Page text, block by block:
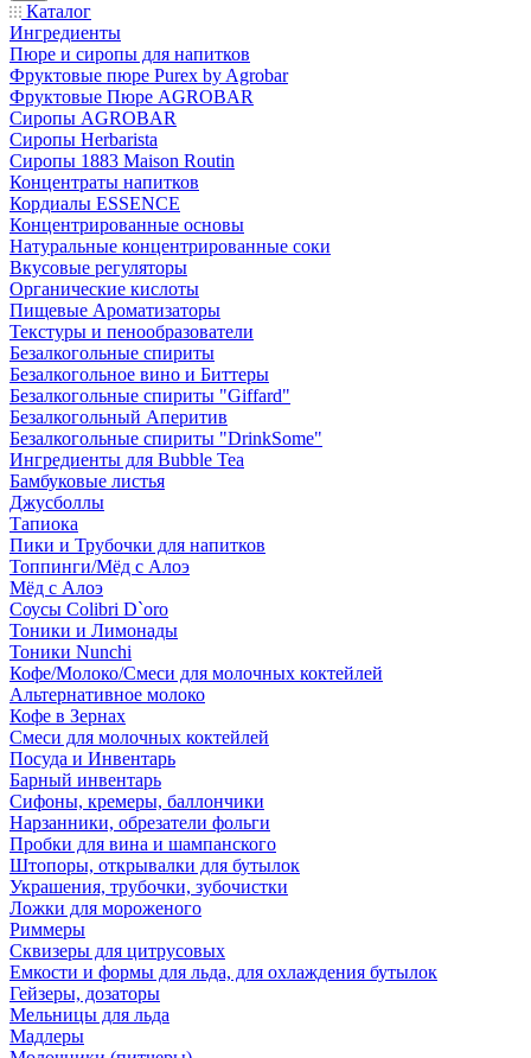
Каталог
Ингредиенты
Пюре и сиропы для напитков
Фруктовые пюре Purex by Agrobar
Фруктовые Пюре AGROBAR
Сиропы AGROBAR
Сиропы Herbarista
Сиропы 1883 Maison Routin
Концентраты напитков
Кордиалы ESSENCE
Концентрированные основы
Натуральные концентрированные соки
Вкусовые регуляторы
Органические кислоты
Пищевые Ароматизаторы
Текстуры и пенообразователи
Безалкогольные спириты
Безалкогольное вино и Биттеры
Безалкогольные спириты "Giffard"
Безалкогольный Аперитив
Безалкогольные спириты "DrinkSome"
Ингредиенты для Bubble Tea
Бамбуковые листья
Джусболлы
Тапиока
Пики и Трубочки для напитков
Топпинги/Мёд с Алоэ
Мёд с Алоэ
Соусы Colibri D`oro
Тоники и Лимонады
Тоники Nunchi
Кофе/Молоко/Смеси для молочных коктейлей
Альтернативное молоко
Кофе в Зернах
Смеси для молочных коктейлей
Посуда и Инвентарь
Барный инвентарь
Сифоны, кремеры, баллончики
Нарзанники, обрезатели фольги
Пробки для вина и шампанского
Штопоры, открывалки для бутылок
Украшения, трубочки, зубочистки
Ложки для мороженого
Риммеры
Сквизеры для цитрусовых
Емкости и формы для льда, для охлаждения бутылок
Гейзеры, дозаторы
Мельницы для льда
Мадлеры